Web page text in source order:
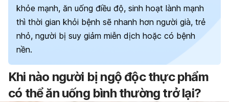
khỏe mạnh, ăn uống điều độ, sinh hoạt lành mạnh
thì thời gian khỏi bệnh sẽ nhanh hơn người già, trẻ
nhỏ, người bị suy giảm miễn dịch hoặc có bệnh
nền.
Khi nào người bị ngộ độc thực phẩm
có thể ăn uống bình thường trở lại?